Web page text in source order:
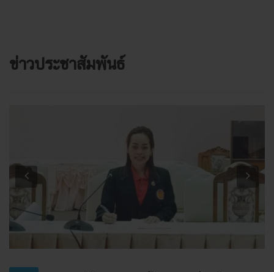
ข่าวประชาสัมพันธ์
Previous Next